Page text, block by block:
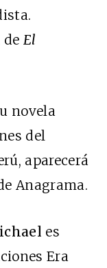
El
novela
del
aparecerá
Anagrama.
es
Era